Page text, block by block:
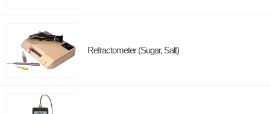
Refractometer (Sugar, Salt)